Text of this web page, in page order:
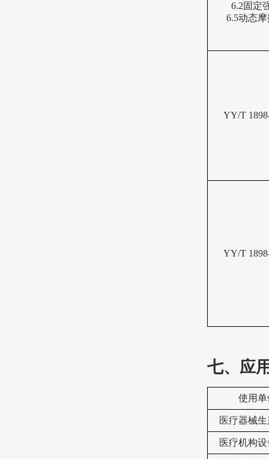
6.2固定
6.5动态
YY/T
YY/T
七、 应
使用单
医疗器械
医疗机构